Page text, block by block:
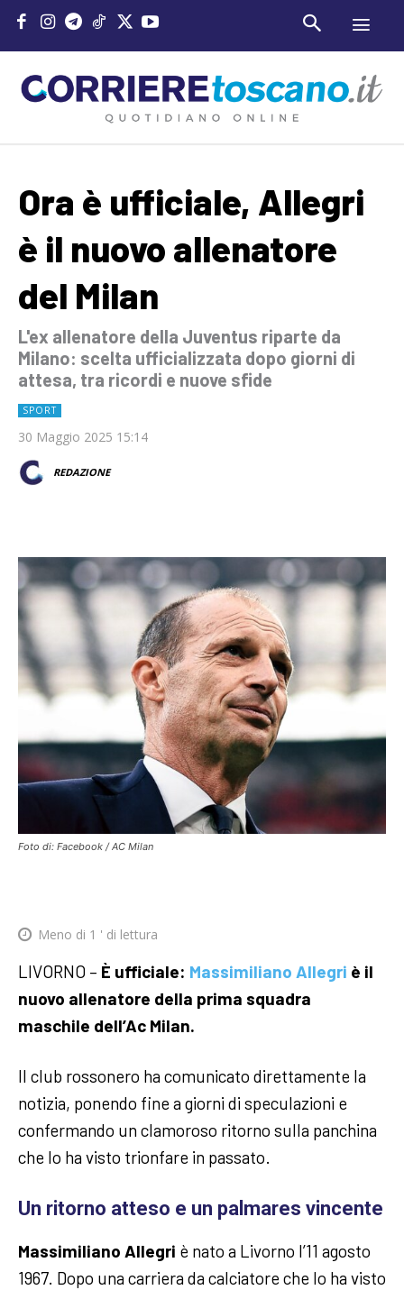
Ora è ufficiale, Allegri
è il nuovo allenatore
del Milan
L'ex allenatore della Juventus riparte da
Milano: scelta ufficializzata dopo giorni di
attesa, tra ricordi e nuove sfide
SPORT
30 Maggio 2025 15:14
REDAZIONE
Foto di: Facebook / AC Milan
Meno di 1 ' di lettura
LIVORNO – È ufficiale: Massimiliano Allegri è il
nuovo allenatore della prima squadra
maschile dell’Ac Milan.
Il club rossonero ha comunicato direttamente la
notizia, ponendo fine a giorni di speculazioni e
confermando un clamoroso ritorno sulla panchina
che lo ha visto trionfare in passato.
Un ritorno atteso e un palmares vincente
Massimiliano Allegri è nato a Livorno l’11 agosto
1967. Dopo una carriera da calciatore che lo ha visto